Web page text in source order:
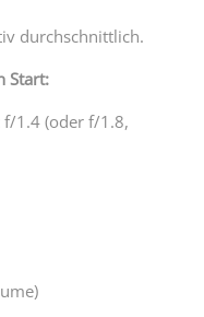
durchschnittlich.
Start:
f/1.4 (oder f/1.8,